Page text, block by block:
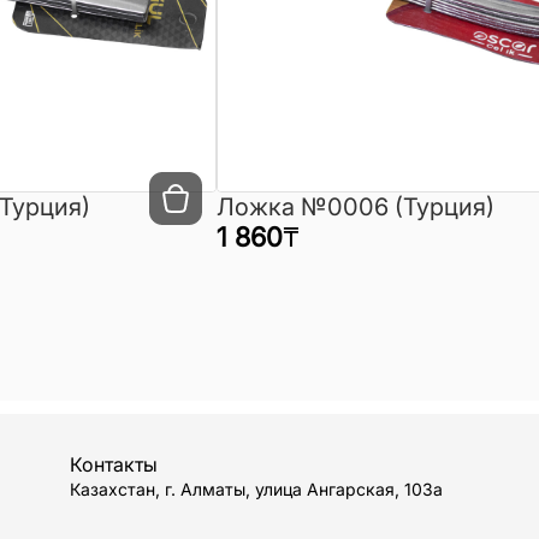
Ложка №0006 (Турция)
1 860₸
Контакты
Казахстан, г. Алматы, улица Ангарская, 103а